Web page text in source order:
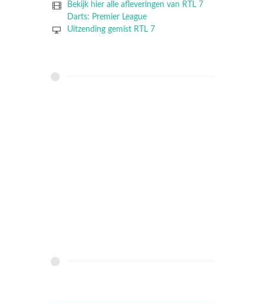
Bekijk hier alle afleveringen van RTL 7
Darts: Premier League
Uitzending gemist RTL 7